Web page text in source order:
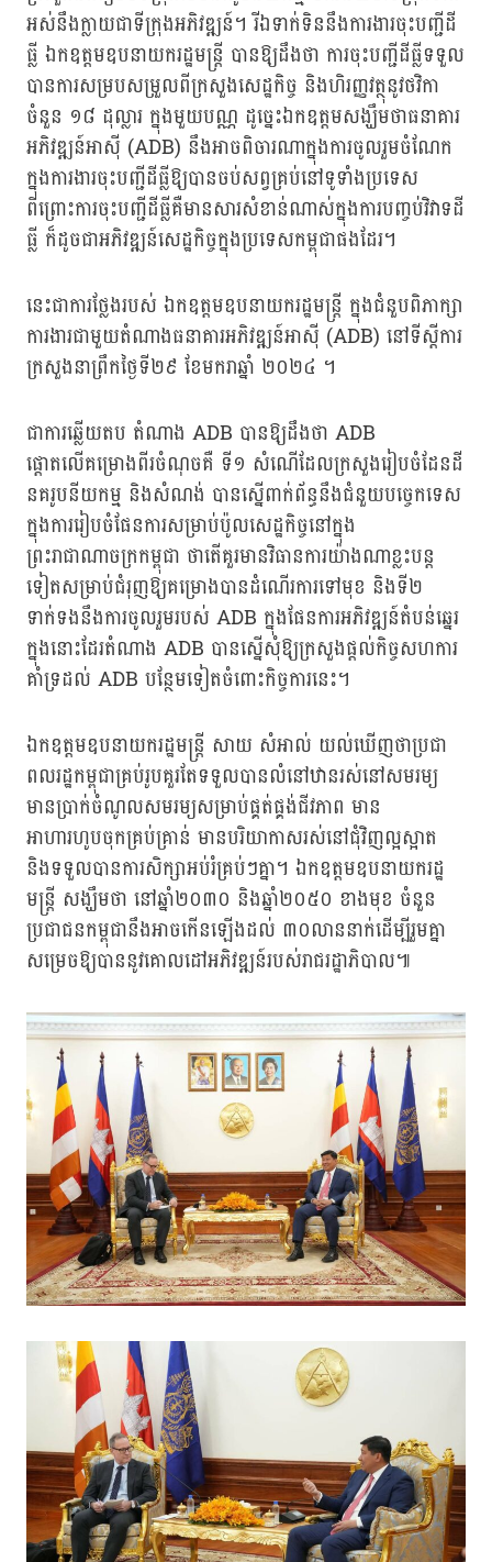
អស់នឹងក្លាយជាទីក្រុងអភិវឌ្ឍន៍។ រីឯទាក់ទិននឹងការងារចុះបញ្ជីដី
ធ្លី ឯកឧត្តមឧបនាយករដ្ឋមន្ត្រី បានឱ្យដឹងថា ការចុះបញ្ជីដីធ្លីទទួល
បានការសម្របសម្រួលពីក្រសួងសេដ្ឋកិច្ច និងហិរញ្ញវត្ថុនូវថវិកា
ចំនួន ១៨ ដុល្លារ ក្នុងមួយបណ្ណ ដូច្នេះឯកឧត្តមសង្ឃឹមថាធនាគារ
អភិវឌ្ឍន៍អាស៊ី (ADB) នឹងអាចពិចារណាក្នុងការចូលរួមចំណែក
ក្នុងការងារចុះបញ្ជីដីធ្លីឱ្យបានចប់សព្វគ្រប់នៅទូទាំងប្រទេស
ពីព្រោះការចុះបញ្ជីដីធ្លីគឺមានសារសំខាន់ណាស់ក្នុងការបញ្ចប់វិវាទដី
ធ្លី ក៏ដូចជាអភិវឌ្ឍន៍សេដ្ឋកិច្ចក្នុងប្រទេសកម្ពុជាផងដែរ។
នេះជាការថ្លែងរបស់ ឯកឧត្តមឧបនាយករដ្ឋមន្ត្រី ក្នុងជំនួបពិភាក្សា
ការងារជាមួយតំណាងធនាគារអភិវឌ្ឍន៍អាស៊ី (ADB) នៅទីស្ដីការ
ក្រសួងនាព្រឹកថ្ងៃទី២៩ ខែមករាឆ្នាំ ២០២៤ ។
ជាការឆ្លើយតប តំណាង ADB បានឱ្យដឹងថា ADB
ផ្ដោតលើគម្រោងពីរចំណុចគឺ ទី១ សំណើដែលក្រសួងរៀបចំដែនដី
នគរូបនីយកម្ម និងសំណង់ បានស្នើពាក់ព័ន្ធនឹងជំនួយបច្ចេកទេស
ក្នុងការរៀបចំផែនការសម្រាប់ប៉ូលសេដ្ឋកិច្ចនៅក្នុង
ព្រះរាជាណាចក្រកម្ពុជា ថាតើគួរមានវិធានការយ៉ាងណាខ្លះបន្ត
ទៀតសម្រាប់ជំរុញឱ្យគម្រោងបានដំណើរការទៅមុខ និងទី២
ទាក់ទងនឹងការចូលរួមរបស់ ADB ក្នុងផែនការអភិវឌ្ឍន៍តំបន់ឆ្នេរ
ក្នុងនោះដែរតំណាង ADB បានស្នើសុំឱ្យក្រសួងផ្ដល់កិច្ចសហការ
គាំទ្រដល់ ADB បន្ថែមទៀតចំពោះកិច្ចការនេះ។
ឯកឧត្តមឧបនាយករដ្ឋមន្ត្រី សាយ សំអាល់ យល់ឃើញថាប្រជា
ពលរដ្ឋកម្ពុជាគ្រប់រូបគួរតែទទួលបានលំនៅឋានរស់នៅសមរម្យ
មានប្រាក់ចំណូលសមរម្យសម្រាប់ផ្គត់ផ្គង់ជីវភាព មាន
អាហារហូបចុកគ្រប់គ្រាន់ មានបរិយាកាសរស់នៅជុំវិញល្អស្អាត
និងទទួលបានការសិក្សាអប់រំគ្រប់ៗគ្នា។ ឯកឧត្តមឧបនាយករដ្ឋ
មន្ត្រី សង្ឃឹមថា នៅឆ្នាំ២០៣០ និងឆ្នាំ២០៥០ ខាងមុខ ចំនួន
ប្រជាជនកម្ពុជានឹងអាចកើនឡើងដល់ ៣០លាននាក់ដើម្បីរួមគ្នា
សម្រេចឱ្យបាននូវគោលដៅអភិវឌ្ឍន៍របស់រាជរដ្ឋាភិបាល៕